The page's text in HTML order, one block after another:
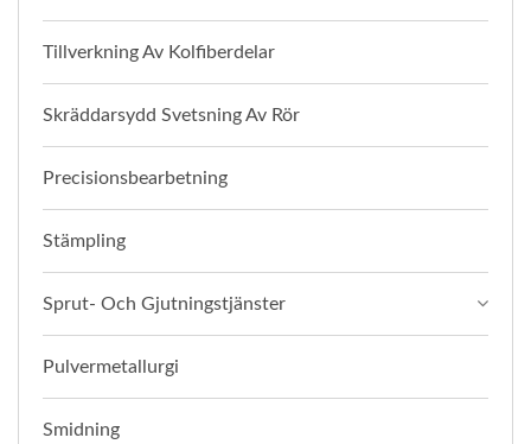
Tillverkning Av Kolfiberdelar
Skräddarsydd Svetsning Av Rör
Precisionsbearbetning
Stämpling
Sprut- Och Gjutningstjänster
Pulvermetallurgi
Smidning